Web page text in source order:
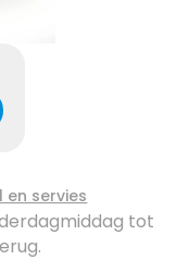
en servies
tot